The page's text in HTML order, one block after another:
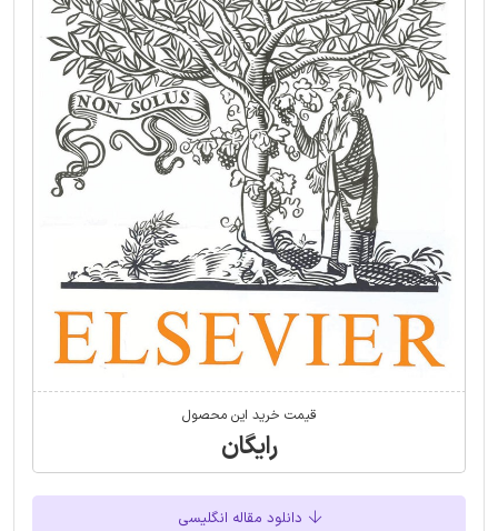
قیمت خرید این محصول
رایگان
دانلود مقاله انگلیسی